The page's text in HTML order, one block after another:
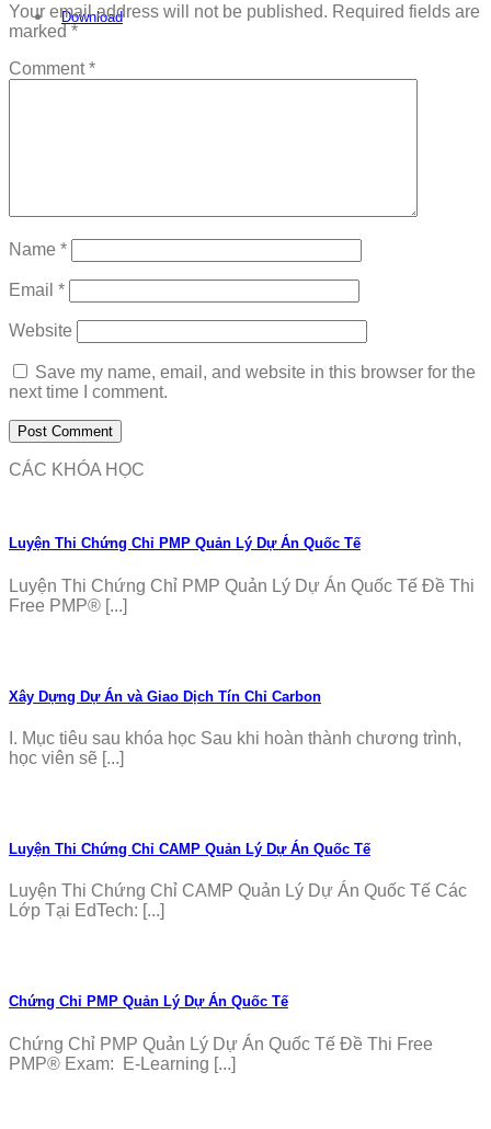
Download
Your email address will not be published. Required fields are
marked *
Comment*
Name *
Email *
Website
Save my name, email, and website in this browser for the
next time I comment.
CÁC KHÓA HỌC
Luyện Thi Chứng Chỉ PMP Quản Lý Dự Án Quốc Tế
Luyện Thi Chứng Chỉ PMP Quản Lý Dự Án Quốc Tế Đề Thi
Free PMP® [...]
Xây Dựng Dự Án và Giao Dịch Tín Chỉ Carbon
I. Mục tiêu sau khóa học Sau khi hoàn thành chương trình,
học viên sẽ [...]
Luyện Thi Chứng Chỉ CAMP Quản Lý Dự Án Quốc Tế
Luyện Thi Chứng Chỉ CAMP Quản Lý Dự Án Quốc Tế Các
Lớp Tại EdTech: [...]
Chứng Chỉ PMP Quản Lý Dự Án Quốc Tế
Chứng Chỉ PMP Quản Lý Dự Án Quốc Tế Đề Thi Free
PMP® Exam: E-Learning [...]